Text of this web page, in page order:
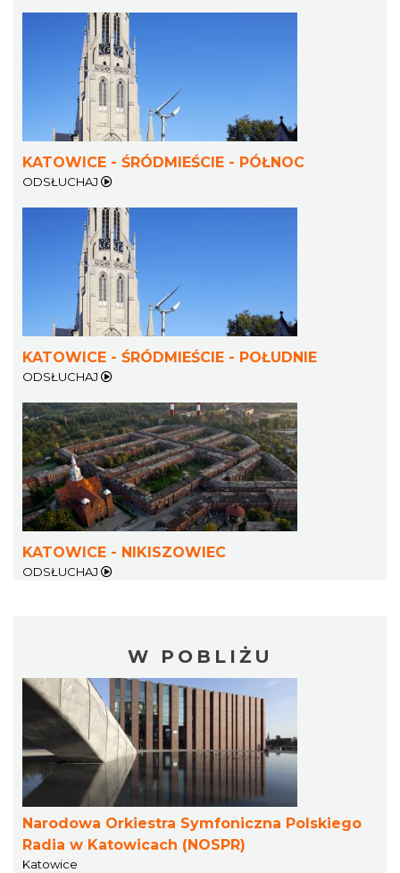
KATOWICE - ŚRÓDMIEŚCIE - PÓŁNOC
ODSŁUCHAJ
KATOWICE - ŚRÓDMIEŚCIE - POŁUDNIE
ODSŁUCHAJ
KATOWICE - NIKISZOWIEC
ODSŁUCHAJ
W POBLIŻU
Narodowa Orkiestra Symfoniczna Polskiego
Radia w Katowicach (NOSPR)
Katowice